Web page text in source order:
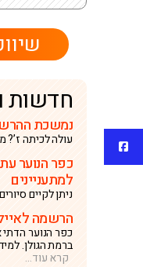
חדשות
נמשכת
עולה לכיתה
כפר הנוער
למתעניינים
ניתן לקיים
הרשמה
כפר הנוער הדתי
ברמת הגולן.
קרא עוד...
פייסבוק